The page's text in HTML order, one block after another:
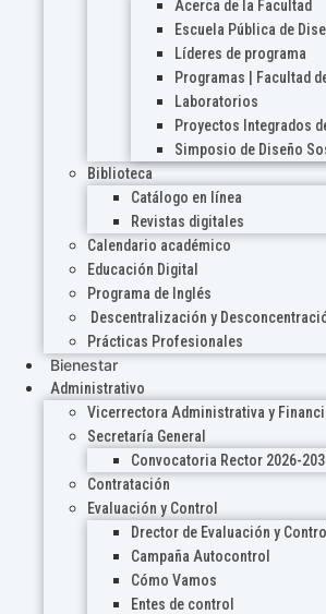
Acerca de la Facultad
Escuela Pública de
Líderes de programa
Programas | Facultad
Laboratorios
Proyectos Integrados
Simposio de Diseño
Biblioteca
Catálogo en línea
Revistas digitales
Calendario académico
Educación Digital
Programa de Inglés
Descentralización y
Prácticas Profesionales
Bienestar
Administrativo
Vicerrectora Administrativa y
Secretaría General
Convocatoria Rector 2026-
Contratación
Evaluación y Control
Drector de Evaluación y Control
Campaña Autocontrol
Cómo Vamos
Entes de control